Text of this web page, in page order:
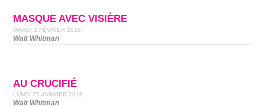
MASQUE AVEC VISIÈRE
MARDI 2 FÉVRIER 2016
Walt Whitman
AU CRUCIFIÉ
LUNDI 25 JANVIER 2016
Walt Whitman